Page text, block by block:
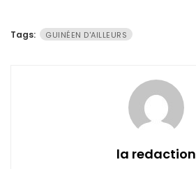
Tags: GUINÉEN D'AILLEURS
la redaction